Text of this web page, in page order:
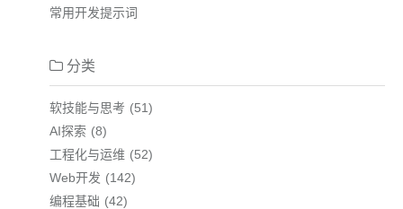
常用开发提示词
分类
软技能与思考
51
AI探索
8
工程化与运维
52
Web开发
142
编程基础
42